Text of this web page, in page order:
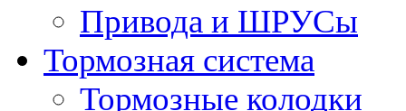
Привода и ШРУСы
Тормозная система
Тормозные колодки